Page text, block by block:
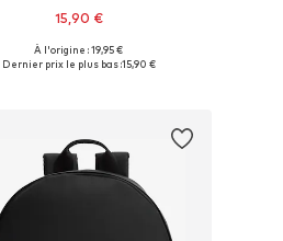
15,90 €
+1
Tailles disponibles: One Size
À l'origine : 19,95 €
Dernier prix le plus bas :15,90 €